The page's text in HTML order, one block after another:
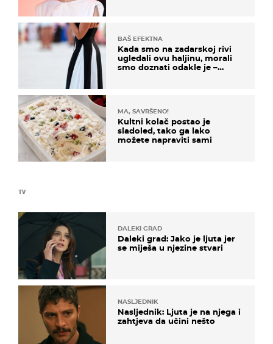
TV
DALEKI GRAD
Daleki grad: Jako je ljuta jer
se miješa u njezine stvari
NASLJEDNIK
Nasljednik: Ljuta je na njega i
zahtjeva da učini nešto
BAŠ EFEKTNA
Kada smo na zadarskoj rivi
ugledali ovu haljinu, morali
smo doznati odakle je –
MA, SAVRŠENO!
Kultni kolač postao je
sladoled, tako ga lako
možete napraviti sami